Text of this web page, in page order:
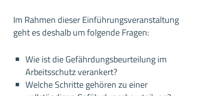
Im Rahmen dieser Einführungsveranstaltung
geht es deshalb um folgende Fragen:
Wie ist die Gefährdungsbeurteilung im
Arbeitsschutz verankert?
Welche Schritte gehören zu einer